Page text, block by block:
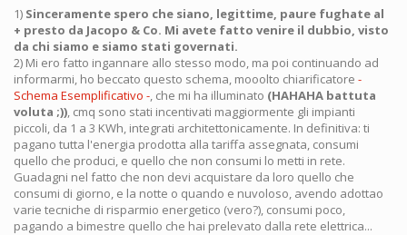
1) Sinceramente spero che siano, legittime, paure fughate al
+ presto da Jacopo & Co. Mi avete fatto venire il dubbio, visto
da chi siamo e siamo stati governati.
2) Mi ero fatto ingannare allo stesso modo, ma poi continuando ad
informarmi, ho beccato questo schema, mooolto chiarificatore -
Schema Esemplificativo - , che mi ha illuminato (HAHAHA battuta
voluta ;)) , cmq sono stati incentivati maggiormente gli impianti
piccoli, da 1 a 3 KWh, integrati architettonicamente. In definitiva: ti
pagano tutta l'energia prodotta alla tariffa assegnata, consumi
quello che produci, e quello che non consumi lo metti in rete.
Guadagni nel fatto che non devi acquistare da loro quello che
consumi di giorno, e la notte o quando e nuvoloso, avendo adottao
varie tecniche di risparmio energetico (vero?), consumi poco,
pagando a bimestre quello che hai prelevato dalla rete elettrica...